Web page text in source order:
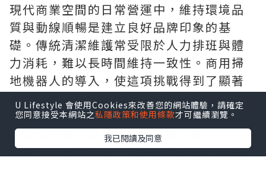
現代商業空間的日常營運中，維持環境品
質與動線順暢是建立良好品牌印象的基
礎。傳統清潔維護常受限於人力排班與體
力消耗，難以長時間維持一致性。商用掃
地機器人的導入，使這項挑戰得到了顯著
改善。具備智慧避障與極高效率的商用掃
地機器人，能在夜間或離峰時段自動進行
大面積清掃，確保地面清潔度，讓空間管
理者能以更精準方式控制維護成本，同時
U Lifestyle 會使用Cookies來改善您的網站體驗，請確定
您同意接受本網站之私隱政策和使用條款才可繼續瀏覽。
我已閱讀及同意